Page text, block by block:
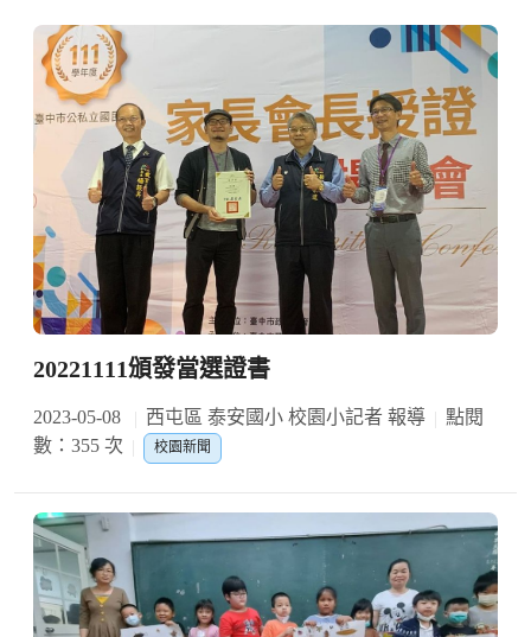
20221111頒發當選證書
2023-05-08 西屯區 泰安國小 校園小記者 報導
點閱
數：355 次
校園新聞